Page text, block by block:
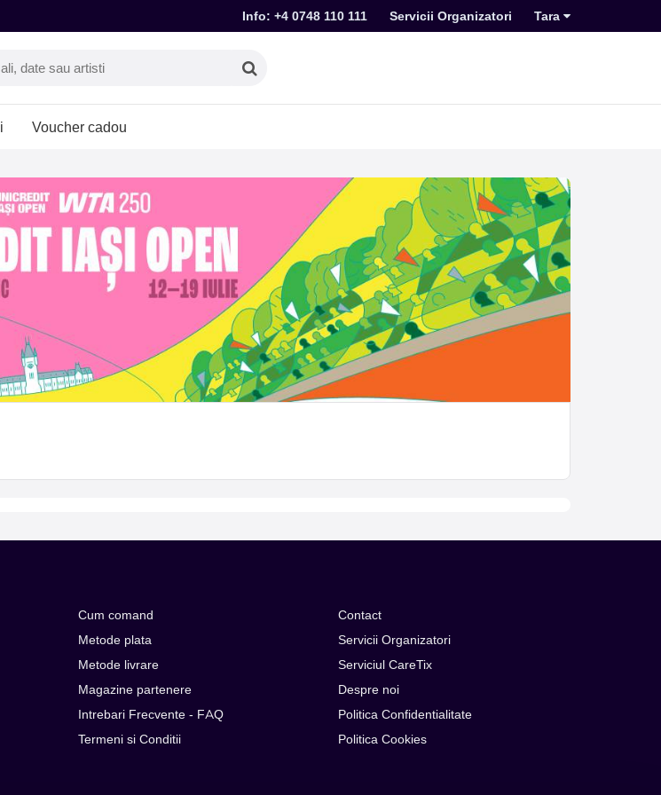
Info: +4 0748 110 111 Servicii Organizatori Tara
Voucher cadou
Cum comand
Metode plata
Metode livrare
Magazine partenere
Intrebari Frecvente - FAQ
Termeni si Conditii
Contact
Servicii Organizatori
Serviciul CareTix
Despre noi
Politica Confidentialitate
Politica Cookies